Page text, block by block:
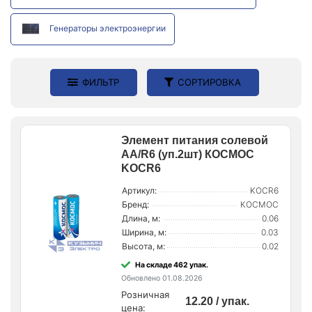
Генераторы электроэнергии
ФИЛЬТР СОРТИРОВКА
Элемент питания солевой
AA/R6 (уп.2шт) КОСМОС
KOCR6
Артикул:
KOCR6
Бренд:
КОСМОС
Длина, м:
0.06
Ширина, м:
0.03
Высота, м:
0.02
На складе 462 упак.
Обновлено 01.08.2026
Розничная
цена:
12.20 / упак.